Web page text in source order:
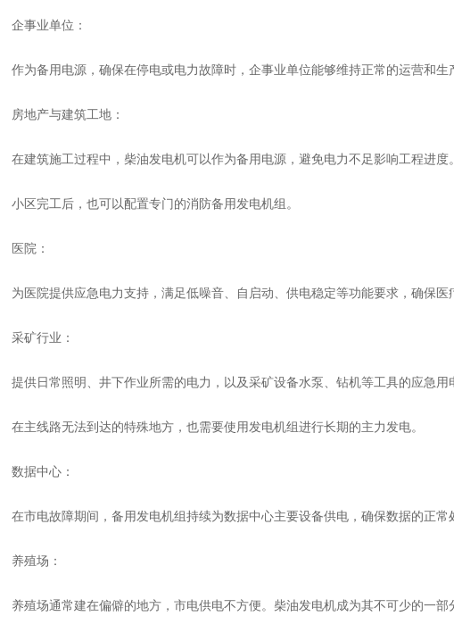
事业单位：
为备用电源，确保在停电或电力故障时，企事业单位能够维持正常的运营和生
地产与建筑工地：
建筑施工过程中，柴油发电机可以作为备用电源，避免电力不足影响工程进度。
区完工后，也可以配置专门的消防备用发电机组。
院：
医院提供应急电力支持，满足低噪音、自启动、供电稳定等功能要求，确保医
矿行业：
供日常照明、井下作业所需的电力，以及采矿设备水泵、钻机等工具的应急用
主线路无法到达的特殊地方，也需要使用发电机组进行长期的主力发电。
据中心：
市电故障期间，备用发电机组持续为数据中心主要设备供电，确保数据的正常
殖场：
殖场通常建在偏僻的地方，市电供电不方便。柴油发电机成为其不可少的一部